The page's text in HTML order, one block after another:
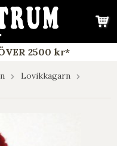
2500 kr*
Lovikkagarn